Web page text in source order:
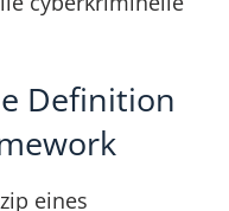
Definition
eines